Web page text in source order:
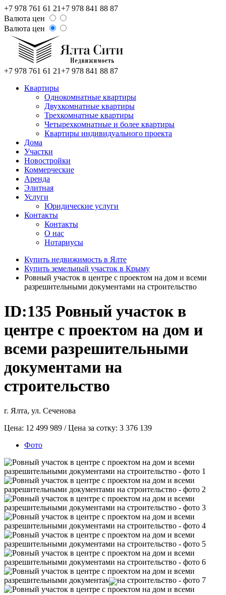
+7 978 761 61 21+7 978 841 88 87
Валюта цен
Валюта цен
+7 978 761 61 21+7 978 841 88 87
Квартиры
Однокомнатные квартиры
Двухкомнатные квартиры
Трехкомнатные квартиры
Четырехкомнатные и более квартиры
Квартиры индивидуального проекта
Дома
Участки
Новостройки
Коммерческие
Аренда
Элитная
Услуги
Юридические услуги
Контакты
Контакты
О нас
Нотариусы
Купить недвижимость в Ялте
Купить земельный участок в Крыму
Ровный участок в центре с проектом на дом и всеми
разрешительными документами на строительство
ID:135 Ровный участок в
центре с проектом на дом и
всеми разрешительными
документами на
строительство
г. Ялта, ул. Сеченова
Цена: 12 499 989 / Цена за сотку: 3 376 139
Фото